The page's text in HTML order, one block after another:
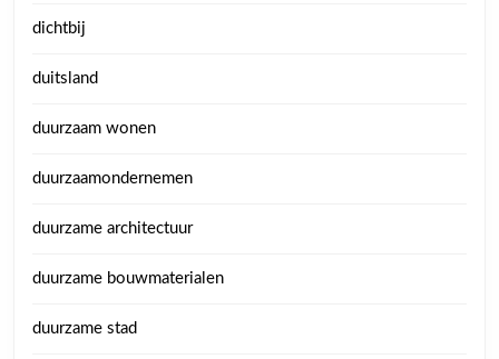
dichtbij
duitsland
duurzaam wonen
duurzaamondernemen
duurzame architectuur
duurzame bouwmaterialen
duurzame stad